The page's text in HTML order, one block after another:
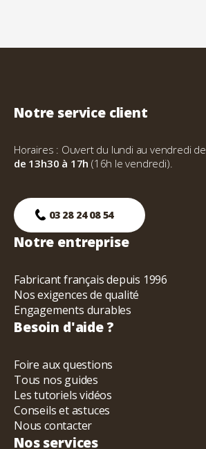
Notre service client
Horaires : Ouvert du lundi au vendredi de
de 13h30 à 17h(16h le vendredi).
03 28 24 08 54
Notre entreprise
Fabricant français depuis 1996
Nos exigences de qualité
Engagements durables
Besoin d'aide ?
Foire aux questions
Tous nos guides
Les tutoriels vidéos
Conseils et astuces
Nous contacter
Nos services